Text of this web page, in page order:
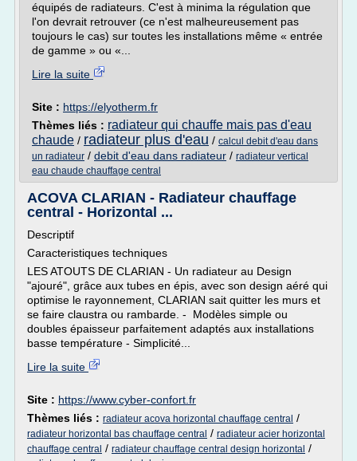
équipés de radiateurs. C'est à minima la régulation que
l'on devrait retrouver (ce n'est malheureusement pas
toujours le cas) sur toutes les installations même « entrée
de gamme » ou «...
Lire la suite
Site : https://elyotherm.fr
Thèmes liés : radiateur qui chauffe mais pas d'eau
chaude / radiateur plus d'eau / calcul debit d'eau dans
un radiateur / debit d'eau dans radiateur / radiateur vertical
eau chaude chauffage central
ACOVA CLARIAN - Radiateur chauffage
central - Horizontal ...
Descriptif
Caracteristiques techniques
LES ATOUTS DE CLARIAN - Un radiateur au Design
"ajouré", grâce aux tubes en épis, avec son design aéré qui
optimise le rayonnement, CLARIAN sait quitter les murs et
se faire claustra ou rambarde. - Modèles simple ou
doubles épaisseur parfaitement adaptés aux installations
basse température - Simplicité...
Lire la suite
Site : https://www.cyber-confort.fr
Thèmes liés : radiateur acova horizontal chauffage central /
radiateur horizontal bas chauffage central / radiateur acier horizontal
chauffage central / radiateur chauffage central design horizontal /